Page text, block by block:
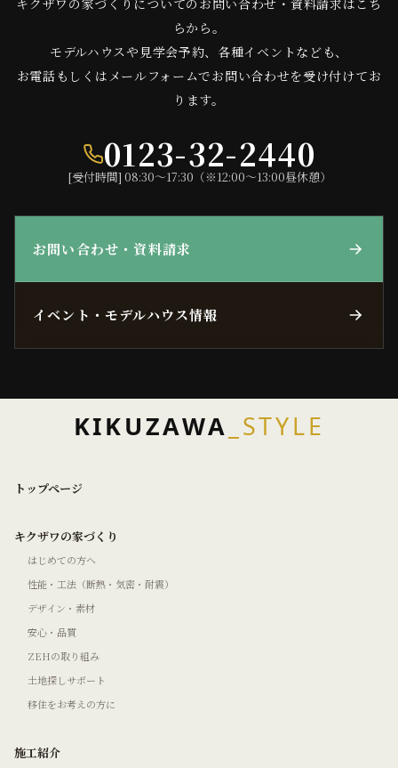
キクザワの家づくりについてのお問い合わせ・資料請求はこち
らから。
モデルハウスや見学会予約、各種イベントなども、
お電話もしくはメールフォームでお問い合わせを受け付けてお
ります。
0123-32-2440
[受付時間] 08:30〜17:30（※12:00〜13:00昼休憩）
お問い合わせ・資料請求
イベント・モデルハウス情報
KIKUZAWA _STYLE
トップページ
キクザワの家づくり
はじめての方へ
性能・工法（断熱・気密・耐震）
デザイン・素材
安心・品質
ZEHの取り組み
土地探しサポート
移住をお考えの方に
施工紹介